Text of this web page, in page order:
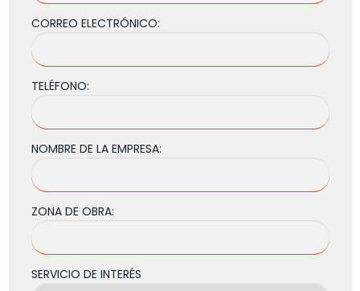
CORREO ELECTRÓNICO:
TELÉFONO:
NOMBRE DE LA EMPRESA:
ZONA DE OBRA:
SERVICIO DE INTERÉS